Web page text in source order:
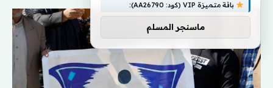
باقة متميزة VIP (كود: AA26790):
ماسنجر المسلم